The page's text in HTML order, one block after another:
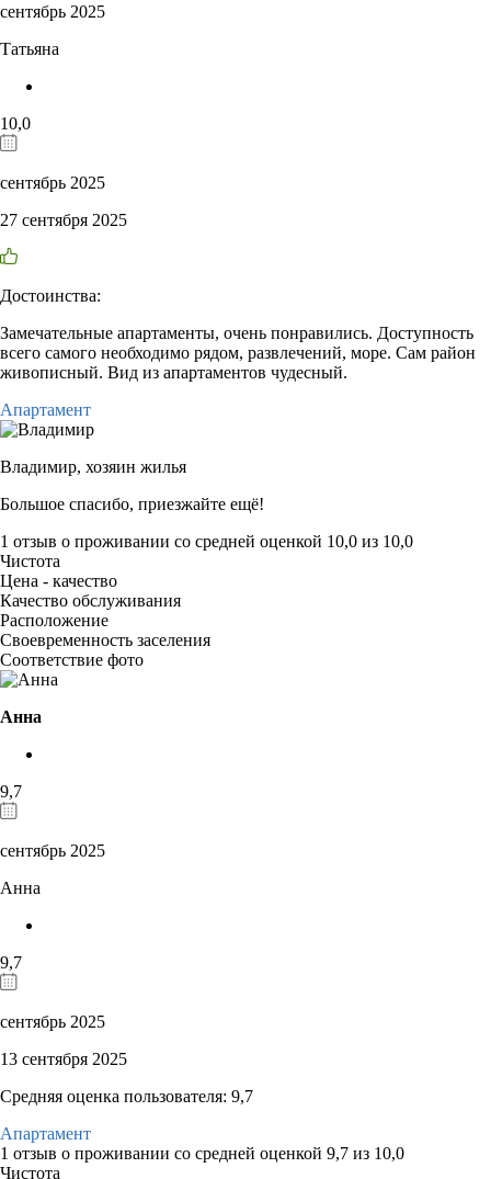
сентябрь 2025
Татьяна
10,0
сентябрь 2025
27 сентября 2025
Достоинства:
Замечательные апартаменты, очень понравились. Доступность
всего самого необходимо рядом, развлечений, море. Сам район
живописный. Вид из апартаментов чудесный.
Апартамент
Владимир, хозяин жилья
Большое спасибо, приезжайте ещё!
1 отзыв о проживании со средней оценкой 10,0 из 10,0
Чистота
Цена - качество
Качество обслуживания
Расположение
Своевременность заселения
Соответствие фото
Анна
9,7
сентябрь 2025
Анна
9,7
сентябрь 2025
13 сентября 2025
Средняя оценка пользователя: 9,7
Апартамент
1 отзыв о проживании со средней оценкой 9,7 из 10,0
Чистота